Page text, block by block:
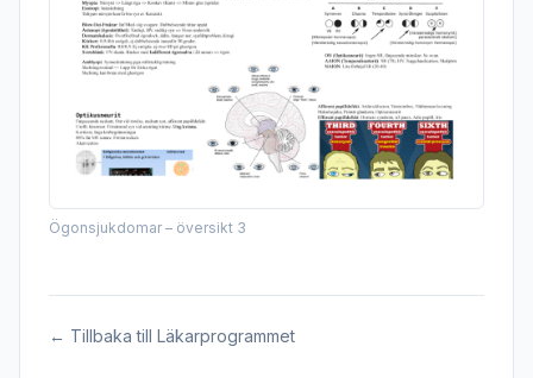
Ögonsjukdomar – översikt 3
← Tillbaka till Läkarprogrammet